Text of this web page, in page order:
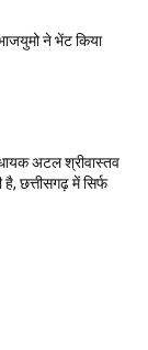
ने भेंट किया
अटल श्रीवास्तव
छत्तीसगढ़ में सिर्फ